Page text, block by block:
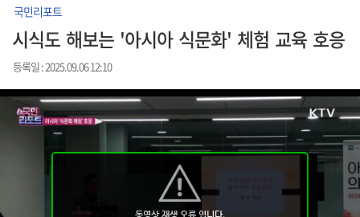
국민리포트
시식도 해보는 '아시아 식문화' 체험 교육 호응
등록일 : 2025.09.06 12:10